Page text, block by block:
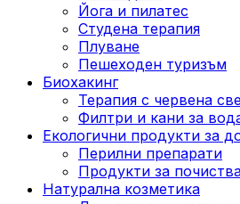
Йога и пилатес
Студена терапия
Плуване
Пешеходен туризъм
Биохакинг
Терапия с червена
Филтри и кани за
Екологични продукти за
Перилни препарати
Продукти за
Натурална козметика